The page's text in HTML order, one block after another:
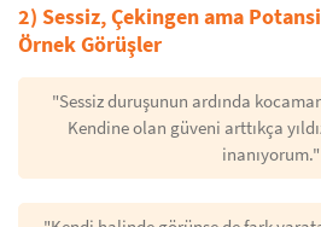
2) Sessiz, Çekingen ama
Örnek Görüşler
"Sessiz duruşunun ardında
Kendine olan güveni arttıkça
inanıyorum."